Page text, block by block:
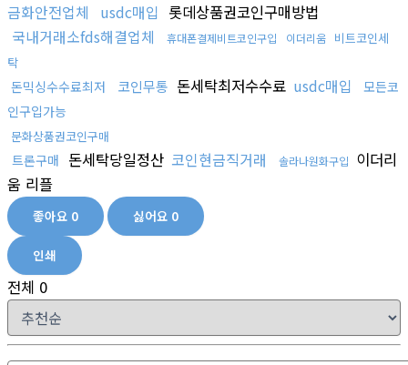
금화안전업체
usdc매입 롯데상품권코인구매방법
국내거래소fds해결업체
휴대폰결제비트코인구입 이더리움 비트코인세
탁
돈믹싱수수료최저 코인무통 돈세탁최저수수료 usdc매입
모든코
인구입가능
문화상품권코인구매
트론구매 돈세탁당일정산 코인현금직거래 솔라나원화구입 이더리
움 리플
좋아요 0 싫어요 0
인쇄
전체 0